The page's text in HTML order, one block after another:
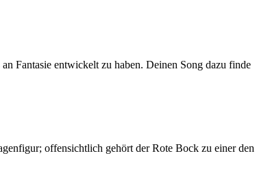
Fantasie entwickelt zu haben. Deinen Song dazu finde
offensichtlich gehört der Rote Bock zu einer den